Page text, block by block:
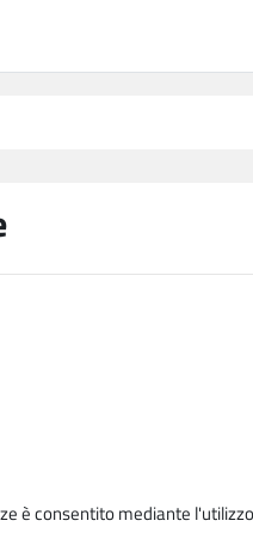
è consentito mediante